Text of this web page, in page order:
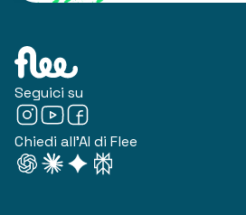
Seguici su
Chiedi all'AI di Flee